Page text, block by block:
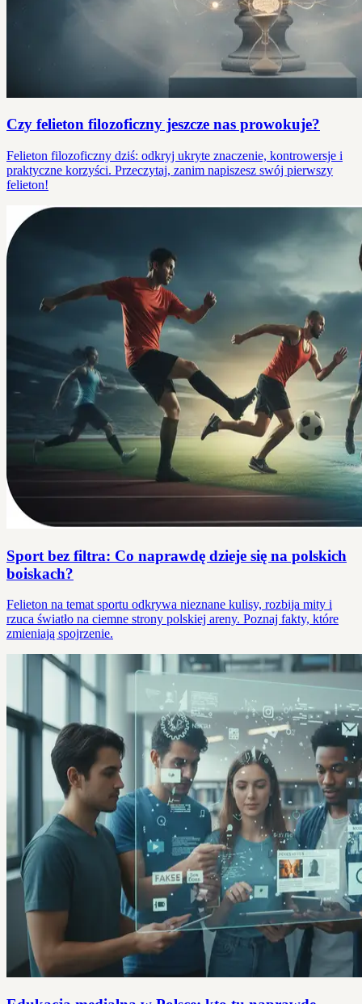
Czy felieton filozoficzny jeszcze nas prowokuje?
Felieton filozoficzny dziś: odkryj ukryte znaczenie, kontrowersje i
praktyczne korzyści. Przeczytaj, zanim napiszesz swój pierwszy
felieton!
Sport bez filtra: Co naprawdę dzieje się na polskich
boiskach?
Felieton na temat sportu odkrywa nieznane kulisy, rozbija mity i
rzuca światło na ciemne strony polskiej areny. Poznaj fakty, które
zmieniają spojrzenie.